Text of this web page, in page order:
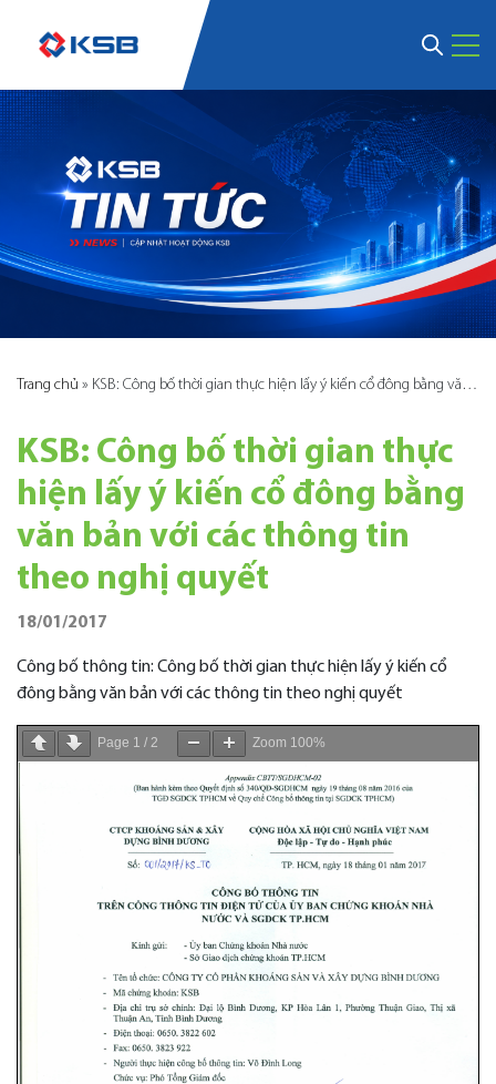
Trang chủ » KSB: Công bố thời gian thực hiện lấy ý kiến cổ đông bằng văn bản với các thông tin theo nghị quyết
KSB: Công bố thời gian thực
hiện lấy ý kiến cổ đông bằng
văn bản với các thông tin
theo nghị quyết
18/01/2017
Công bố thông tin: Công bố thời gian thực hiện lấy ý kiến cổ
đông bằng văn bản với các thông tin theo nghị quyết
Page 1 / 2 Zoom 100%